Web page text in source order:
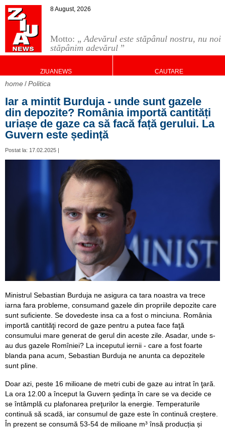
Motto: „Adevărul este stăpânul nostru, nu noi
stăpânim adevărul ”
8 August, 2026
ZIUANEWS CAUTARE
home Politica
Iar a mintit Burduja - unde sunt gazele
din depozite? România importă cantități
uriașe de gaze ca să facă față gerului. La
Guvern este ședință
Postat la: 17.02.2025 |
Ministrul Sebastian Burduja ne asigura ca tara noastra va trece
iarna fara probleme, consumand gazele din propriile depozite care
sunt suficiente. Se dovedeste insa ca a fost o minciuna. România
importă cantităţi record de gaze pentru a putea face faţă
consumului mare generat de gerul din aceste zile. Asadar, unde s-
au dus gazele Romîniei? La inceputul iernii - care a fost foarte
blanda pana acum, Sebastian Burduja ne anunta ca depozitele
sunt pline.
Doar azi, peste 16 milioane de metri cubi de gaze au intrat în ţară.
La ora 12.00 a început la Guvern şedinţa în care se va decide ce
se întâmplă cu plafonarea preţurilor la energie. Temperaturile
continuă să scadă, iar consumul de gaze este în continuă creștere.
În prezent se consumă 53-54 de milioane m³ însă producția și